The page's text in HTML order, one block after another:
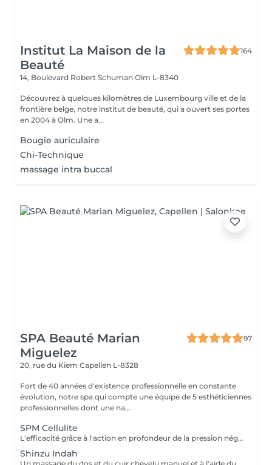
Institut La Maison de la
Beauté
164
14, Boulevard Robert Schuman Olm L-8340
Découvrez à quelques kilomètres de Luxembourg ville et de la
frontière belge, notre institut de beauté, qui a ouvert ses portes
en 2004 à Olm. Une a...
Bougie auriculaire
Chi-Technique
massage intra buccal
SPA Beauté Marian
Miguelez
97
20, rue du Kiem Capellen L-8328
Fort de 40 années d'existence professionnelle en constante
évolution, notre spa qui compte une équipe de 5 esthéticiennes
professionnelles dont une na...
SPM Cellulite
L'efficacité grâce à l'action en profondeur de la pression négative. Technique originale du "palper - rouler" Drainage, régénération et raffermissement des tissus du visage, du buste et du corps. Pour tous types de peaux. Traitements spécifiques contre les vergetures, la cellulite et bien d'autres. Maîtriser peau d'orange, culotte de cheval et tissus conjonctif faible grâce au SPM Digital ! Le SPM le multi -talent dont on ne peut plus se passer. Raffermir et regalber la poitrine sans appel à la chirurgie, l'un des nombreux traitements spécifiques.
Shinzu Indah